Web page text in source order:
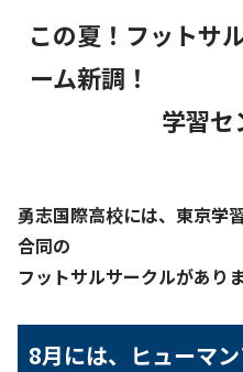
この夏！フットサ
ーム新調！
学習セ
勇志国際高校には、東京学
合同の
フットサルサークルがありま
8月には、ヒューマ